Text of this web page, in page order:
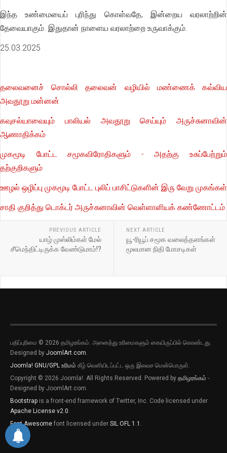
இந்த உண்மையைப் புரிந்து கொள்வதே, இன்றைய வரலாற்றின்
தேவையாகும். இதுதான் நாளைய வரலாற்றை உருவாக்கும்.
25.03.2025
தலைவனைச் சொல்லி தலைவன் வழியில் மண்ணைக் கவ்விய
அவதூறு மன்னன்
கவுசல்யாவையும் பாலியல் அவதூறு செய்யும் அருச்சுனாவின்
ஆணாதிக்கம்
முகமூடி போட்ட சமூகவிரோதிகளும் - அதற்கு உசுப்பேற்றும்
தற்குறிகளும்
ஊழல் ஒழிப்பு முகமூடி போட்ட புலிப் பாசிட்டுகளின் இரு வேறு முகங்கள்
சாதி குறித்து டொக்டர் அருச்சுனாவின் வெள்ளாளியக் கண்ணோட்டம்
PREVIOUS ARTICLE
யாழ் முஸ்லிம்கள் மேல்
சீமெந்திட்டிருக்க வேண்டுமாம்!?
NEXT ARTICLE
யூ-ரியூப் சமூக வலைத்தளங்கள்
மூலமான நிதி மோசடிகள்
பதிப்புரிமை © 2026 தமிழரங்கம். அனைத்து உரிமைகளும் கையிருப்பில் கொண்டது.
Designed by JoomlArt.com.
Joomla! GNU/GPL உரிமம் கீழ் வெளியிடப்பட்ட ஒரு இலவச மென்பொருள்.
Copyright © 2026 Joomla!. All Rights Reserved. Powered by தமிழரங்கம் -
Designed by JoomlArt.com.
Bootstrap is a front-end framework of Twitter, Inc. Code licensed under
Apache License v2.0.
Font Awesome font licensed under SIL OFL 1.1 .
புதிய இடுகைகளுக்கான அறிவிப்புகளை
பெறவிரும்பின் விருப்பு அழுத்தியை அழுத்தி
தெரிவிக்கவும்
புதிய இடுகைகளுக்கான அறிவிப்புகளை
பெறவிரும்பின் விருப்பு அழுத்தியை அழுத்தி